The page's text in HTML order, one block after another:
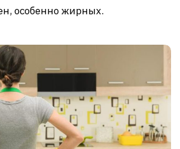
особенно жирных.